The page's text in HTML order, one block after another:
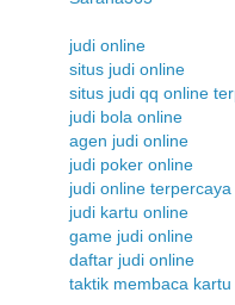
judi online
situs judi online
situs judi qq online
judi bola online
agen judi online
judi poker online
judi online terpercaya
judi kartu online
game judi online
daftar judi online
taktik membaca